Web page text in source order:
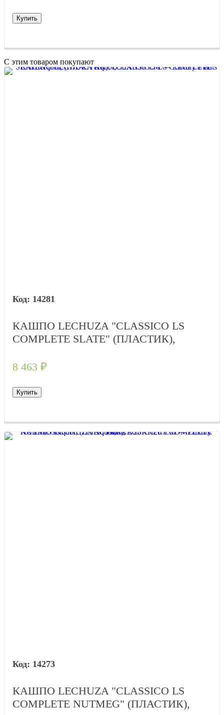
Купить
С этим товаром покупают
14281
КАШПО LECHUZA "CLASSICO LS
COMPLETE SLATE" (ПЛАСТИК),
8 463 ₽
Купить
14273
КАШПО LECHUZA "CLASSICO LS
COMPLETE NUTMEG" (ПЛАСТИК),